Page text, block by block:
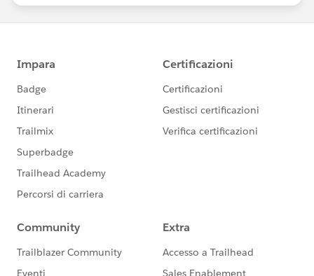
https://www.salesforce.com/jp/products/pardot
/overview
このグループは株式会社セールスフォース・ジャパ
ンの社員によって管理、運営されています。
「Trailblazer Community オンライン行動規範」に
https://trailhead.salesforce.com/ja/trailblazerco
このグループ内での発言はForward Looking
http://investor.salesforce.com/about-
statements/default.aspx